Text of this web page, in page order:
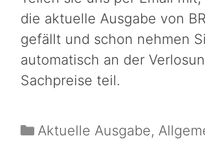
die aktuelle Ausgabe von
gefällt und schon nehmen
automatisch an der
Sachpreise teil.
Aktuelle Ausgabe,